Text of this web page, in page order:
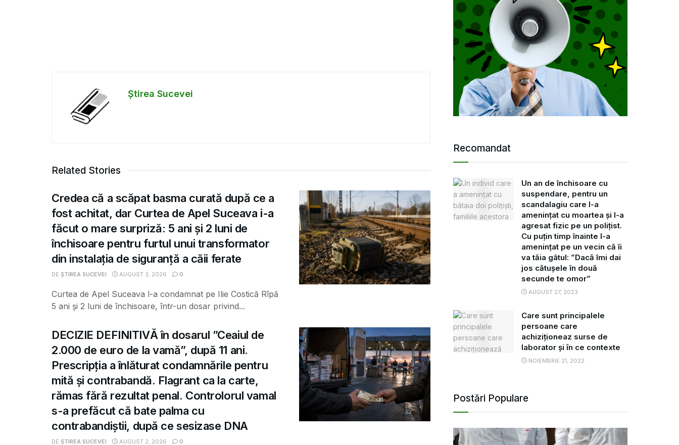
Știrea Sucevei
Related Stories
Credea că a scăpat basma curată după ce a
fost achitat, dar Curtea de Apel Suceava i-a
făcut o mare surpriză: 5 ani și 2 luni de
închisoare pentru furtul unui transformator
din instalația de siguranță a căii ferate
DE ȘTIREA SUCEVEI AUGUST 3, 2026 0
Curtea de Apel Suceava l-a condamnat pe Ilie Costică Rîpă
5 ani și 2 luni de închisoare, într-un dosar privind...
DECIZIE DEFINITIVĂ în dosarul ”Ceaiul de
2.000 de euro de la vamă”, după 11 ani.
Prescripția a înlăturat condamnările pentru
mită și contrabandă. Flagrant ca la carte,
rămas fără rezultat penal. Controlorul vamal
s-a prefăcut că bate palma cu
contrabandiștii, după ce sesizase DNA
DE ȘTIREA SUCEVEI AUGUST 2, 2026 0
Recomandat
Un an de închisoare cu
suspendare, pentru un
scandalagiu care l-a
amenințat cu moartea și l-a
agresat fizic pe un polițist.
Cu puțin timp înainte l-a
amenințat pe un vecin că îi
va tăia gâtul: ”Dacă îmi dai
jos cătușele în două
secunde te omor”
AUGUST 27, 2023
Care sunt principalele
persoane care
achiziționeazӑ surse de
laborator și ȋn ce contexte
NOIEMBRIE 21, 2022
Postări Populare